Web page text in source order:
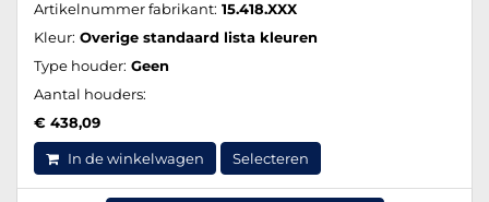
Artikelnummer fabrikant: 15.418.XXX
Kleur: Overige standaard lista kleuren
Type houder: Geen
Aantal houders:
€ 438,09
In de winkelwagen Selecteren